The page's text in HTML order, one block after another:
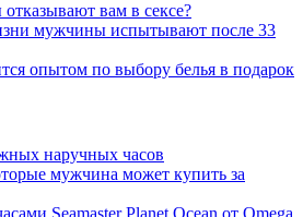
вам в сексе?
мужчины испытывают после 33
опытом по выбору белья в подарок
наручных часов
мужчина может купить за
Seamaster Planet Ocean от Omega